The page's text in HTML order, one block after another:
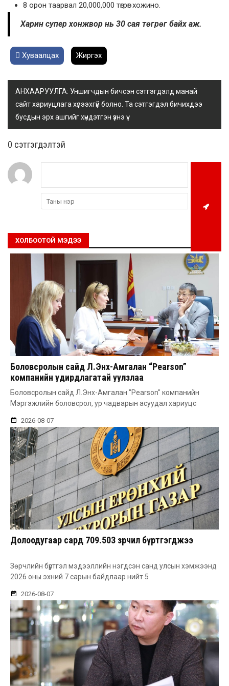
8 орон таарвал 20,000,000 төгрөг хожино.
Харин супер хонжвор нь 30 сая төгрөг байх аж.
Хуваалцах Жиргэх
АНХААРУУЛГА: Уншигчдын бичсэн сэтгэгдэлд манай
сайт хариуцлага хүлээхгүй болно. Та сэтгэгдэл бичихдээ
бусдын эрх ашгийг хүндэтгэн үзнэ үү.
0 cэтгэгдэлтэй
ХОЛБООТОЙ МЭДЭЭ
Боловсролын сайд Л.Энх-Амгалан “Pearson”
компанийн удирдлагатай уулзлаа
Боловсролын сайд Л.Энх-Амгалан "Pearson" компанийн
Мэргэжлийн боловсрол, ур чадварын асуудал хариуцс
2026-08-07
Долоодугаар сард 709.503 зөрчил бүртгэгджээ
Зөрчлийн бүртгэл мэдээллийн нэгдсэн санд улсын хэмжээнд
2026 оны эхний 7 сарын байдлаар нийт 5
2026-08-07